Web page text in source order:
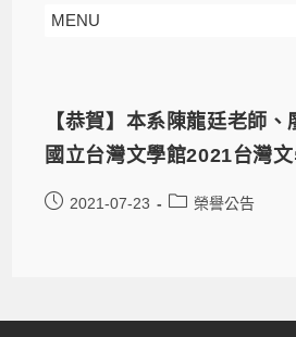
MENU
【恭賀】本系陳龍廷老師
國立台灣文學館2021台灣文
2021-07-23 榮譽公告